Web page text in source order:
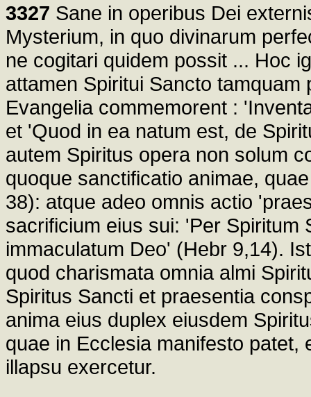
3327 Sane in operibus Dei
Mysterium, in quo divinarum
ne cogitari quidem possit ... Hoc
attamen Spiritui Sancto
Evangelia commemorent :
et 'Quod in ea natum est, de
autem Spiritus opera non solum
quoque sanctificatio animae,
38): atque adeo omnis actio
sacrificium eius sui: 'Per Spiritum
immaculatum Deo' (Hebr 9,14).
quod charismata omnia almi
Spiritus Sancti et praesentia
anima eius duplex eiusdem
quae in Ecclesia manifesto
illapsu exercetur.